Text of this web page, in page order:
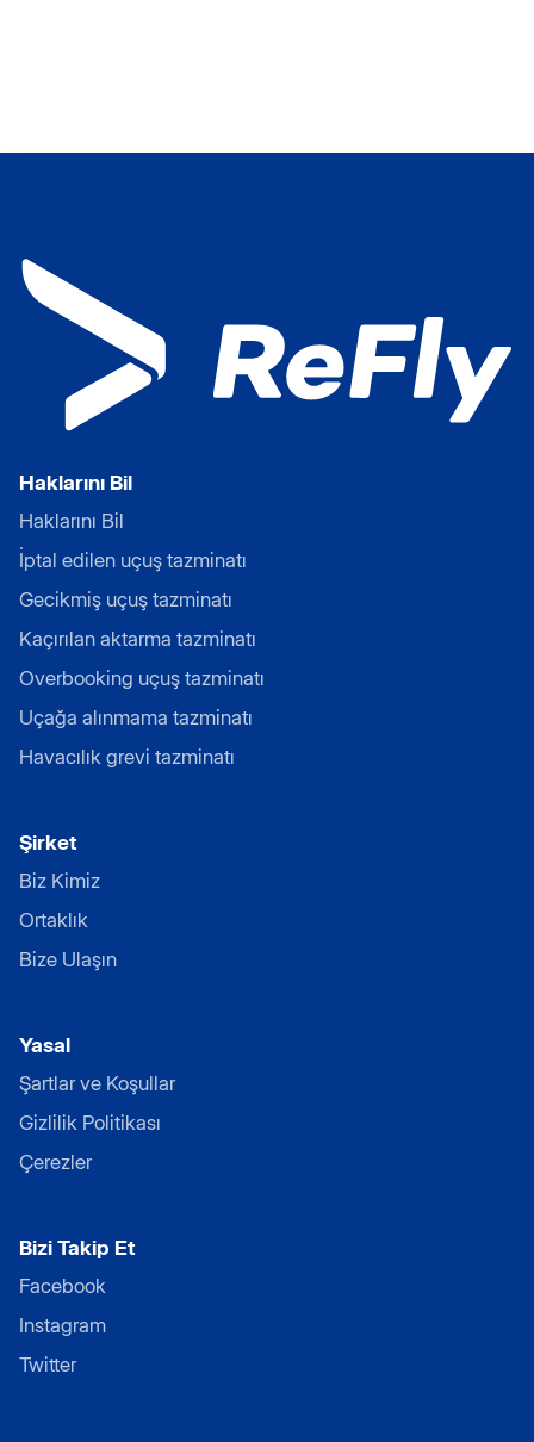
Haklarını Bil
Haklarını Bil
İptal edilen uçuş tazminatı
Gecikmiş uçuş tazminatı
Kaçırılan aktarma tazminatı
Overbooking uçuş tazminatı
Uçağa alınmama tazminatı
Havacılık grevi tazminatı
Şirket
Biz Kimiz
Ortaklık
Bize Ulaşın
Yasal
Şartlar ve Koşullar
Gizlilik Politikası
Çerezler
Bizi Takip Et
Facebook
Instagram
Twitter